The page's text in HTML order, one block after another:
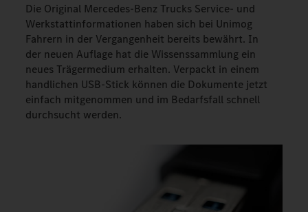
Die Original Mercedes-Benz Trucks Service- und
Werkstattinformationen haben sich bei Unimog
Fahrern in der Vergangenheit bereits bewährt. In
der neuen Auflage hat die Wissenssammlung ein
neues Trägermedium erhalten. Verpackt in einem
handlichen USB-Stick können die Dokumente jetzt
einfach mitgenommen und im Bedarfsfall schnell
durchsucht werden.